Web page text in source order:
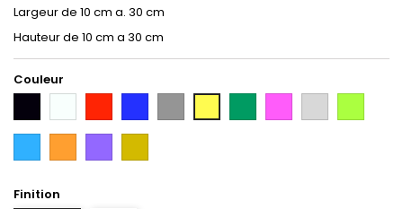
Largeur de 10 cm a. 30 cm
Hauteur de 10 cm a 30 cm
Couleur
ArgentCitron
Intense
Finition